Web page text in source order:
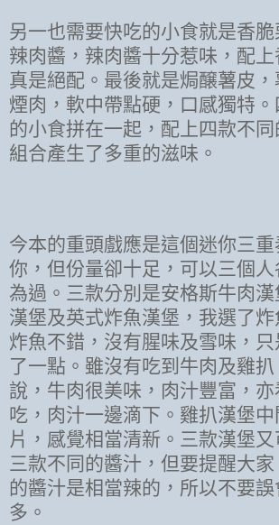
另一也需要快吃的小食就是香
辣肉醬，辣肉醬十分惹味，配上
真是絕配。最後就是焗醸薯皮
煙肉，軟中帶點硬，口感獨特
的小食拼在一起，配上四款不
組合產生了多重的滋味。
今本的重頭戲應是這個迷你三
你，但份量卻十足，可以三個
為過。三款分別是安格斯牛肉
漢堡及英式炸魚漢堡，我選了炸
炸魚不錯，沒有腥味及雪味，
了一點。雖沒有吃到牛肉及雞
說，牛肉很美味，肉汁豐富，
吃，肉汁一邊滴下。雞扒漢堡
片，感覺相當清新。三款漢堡
三款不同的醬汁，但要提醒大
的醬汁是相當辣的，所以不要
多。